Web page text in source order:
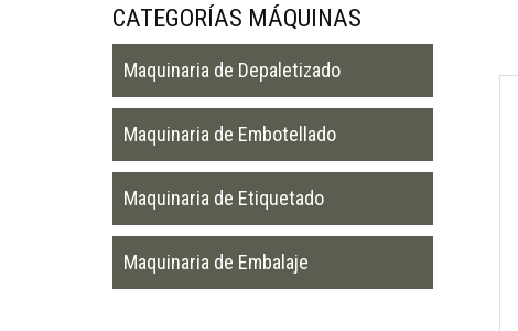
CATEGORÍAS MÁQUINAS
Maquinaria de Depaletizado
Maquinaria de Embotellado
Maquinaria de Etiquetado
Maquinaria de Embalaje